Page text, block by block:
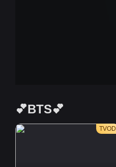
💕BTS💕
TVOD